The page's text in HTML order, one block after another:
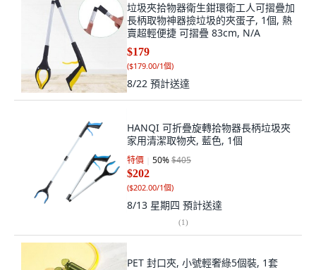
垃圾夾拾物器衛生鉗環衛工人可摺疊加
長柄取物神器撿垃圾的夾蛋子, 1個, 熱
賣超輕便捷 可摺疊 83cm, N/A
$179
($179.00/1個)
8/22 預計送達
HANQI 可折疊旋轉拾物器長柄垃圾夾
家用清潔取物夾, 藍色, 1個
特價 50%$405
$202
($202.00/1個)
8/13 星期四 預計送達
(1)
PET 封口夾, 小號輕奢綠5個裝, 1套